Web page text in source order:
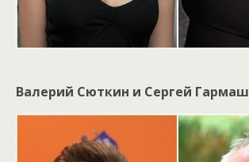
Валерий Сюткин и Сергей Гармаш